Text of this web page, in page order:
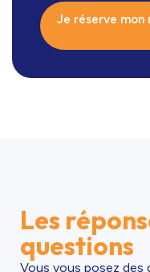
Je réserve
Les
questions
Vous vous posez des